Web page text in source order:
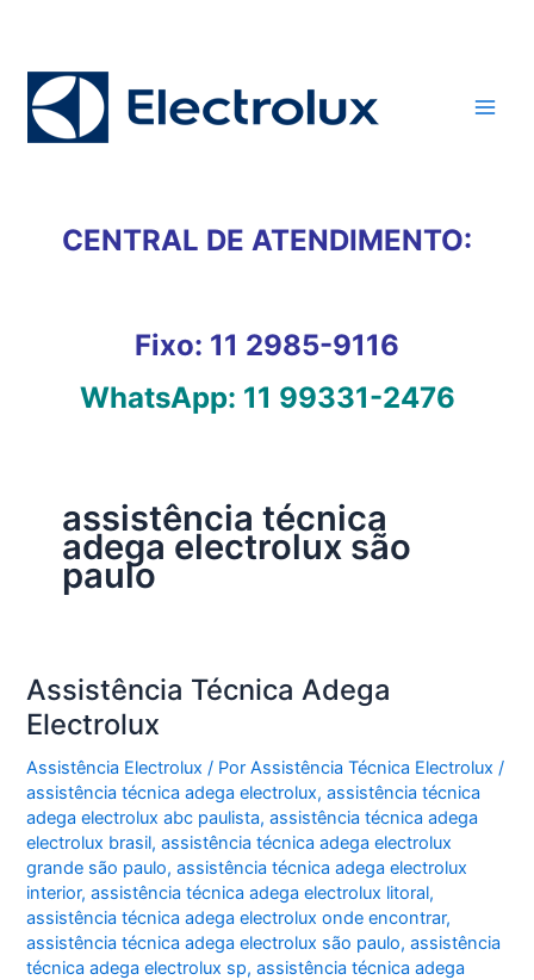
conteúdo
CENTRAL DE ATENDIMENTO:
Fixo: 11 2985-9116
WhatsApp: 11 99331-2476
assistência técnica
adega electrolux são
paulo
Assistência Técnica Adega
Electrolux
Assistência Electrolux / PorAssistência Técnica Electrolux/
assistência técnica adega electrolux,assistência técnica
adega electrolux abc paulista,assistência técnica adega
electrolux brasil,assistência técnica adega electrolux
grande são paulo,assistência técnica adega electrolux
interior,assistência técnica adega electrolux litoral,
assistência técnica adega electrolux onde encontrar,
assistência técnica adega electrolux são paulo,assistência
técnica adega electrolux sp,assistência técnica adega